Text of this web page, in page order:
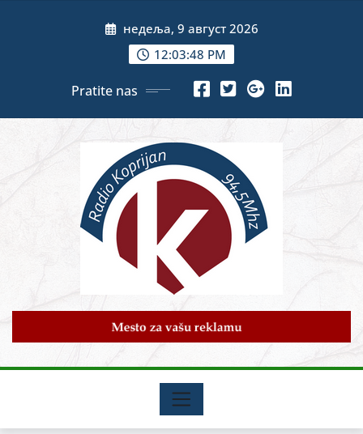
недеља, 9 август 2026
12:03:50 PM
Pratite nas